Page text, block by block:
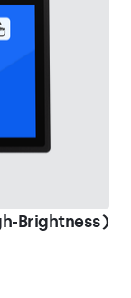
Brightness)